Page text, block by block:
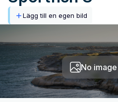
Lägg till en egen bild
No